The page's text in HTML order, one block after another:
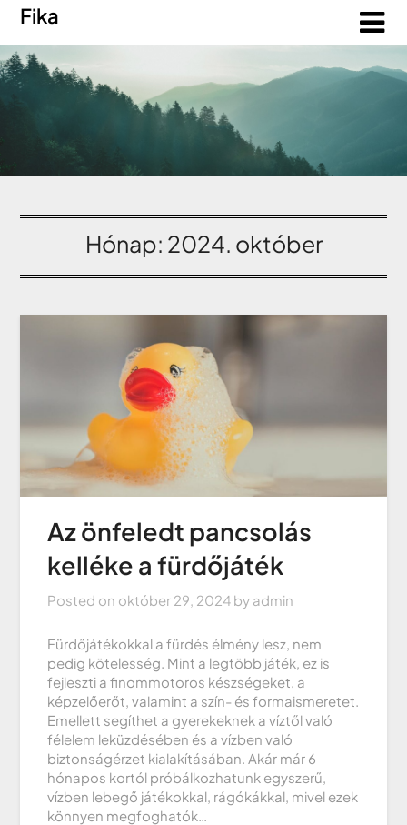
Fika
Hónap: 2024. október
Az önfeledt pancsolás
kelléke a fürdőjáték
Posted on október 29, 2024 by admin
Fürdőjátékokkal a fürdés élmény lesz, nem
pedig kötelesség. Mint a legtöbb játék, ez is
fejleszti a finommotoros készségeket, a
képzelőerőt, valamint a szín- és formaismeretet.
Emellett segíthet a gyerekeknek a víztől való
félelem leküzdésében és a vízben való
biztonságérzet kialakításában. Akár már 6
hónapos kortól próbálkozhatunk egyszerű,
vízben lebegő játékokkal, rágókákkal, mivel ezek
könnyen megfoghatók…